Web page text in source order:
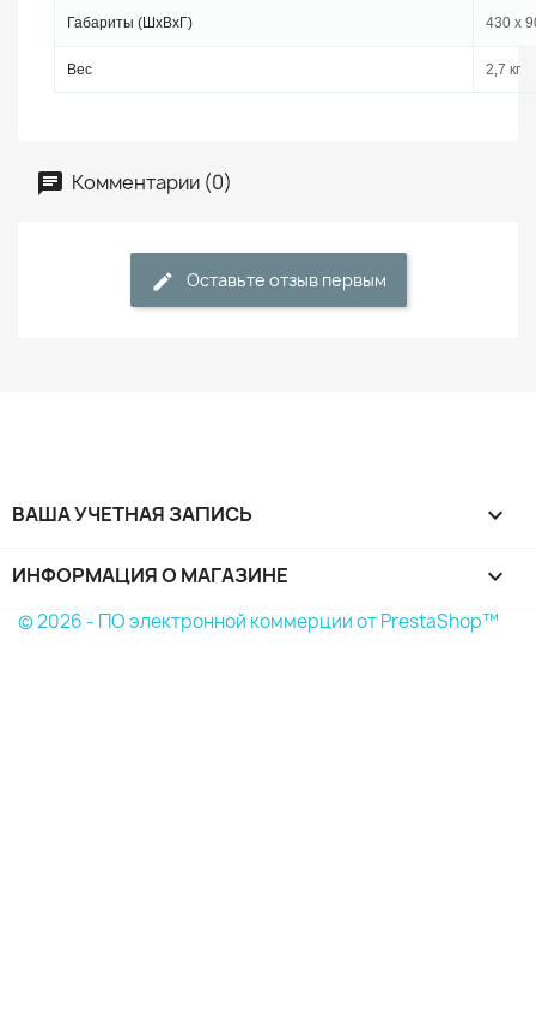
Габариты (ШхВхГ) 430 x
Вес 2,7 кг
Комментарии (0)
Оставьте отзыв первым
ВАША УЧЕТНАЯ ЗАПИСЬ 
ИНФОРМАЦИЯ О МАГАЗИНЕ keyboard_arrow_down
© 2026 - ПО электронной коммерции от PrestaShop™